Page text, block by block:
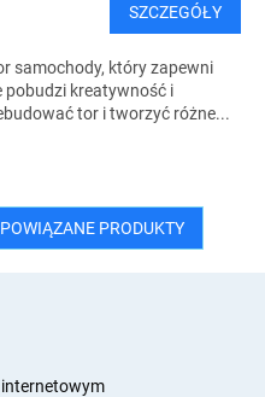
SZCZEGÓŁY
samochody, który zapewni
pobudzi kreatywność i
tor i tworzyć różne...
PRODUKTY